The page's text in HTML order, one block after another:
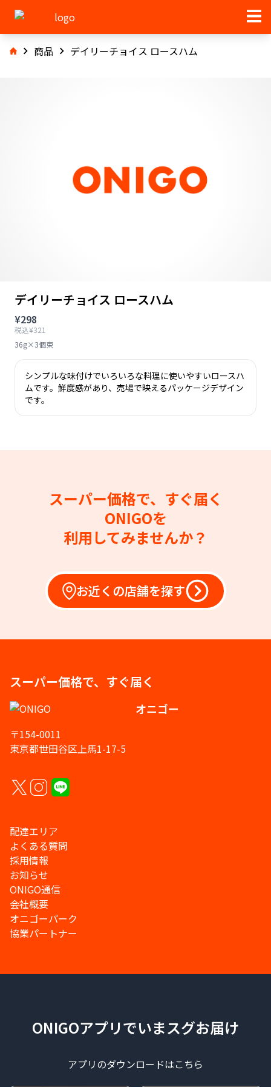
商品 デイリーチョイス ロースハム
デイリーチョイス ロースハム
¥298
税込¥321
36g×3個束
シンプルな味付けでいろいろな料理に使いやすいロースハ
ムです。鮮度感があり、売場で映えるパッケージデザイン
です。
スーパー価格で、すぐ届く
ONIGOを
利用してみませんか？
お近くの店舗を探す
スーパー価格で、すぐ届く
オニゴー
〒154-0011
東京都世田谷区上馬1-17-5
配達エリア
よくある質問
採用情報
お知らせ
ONIGO通信
会社概要
オニゴーパーク
協業パートナー
ONIGOアプリでいまスグお届け
アプリのダウンロードはこちら